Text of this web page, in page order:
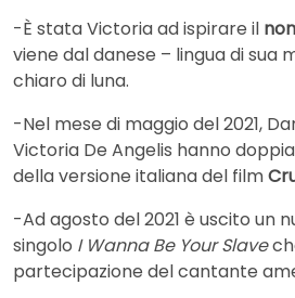
-È stata Victoria ad ispirare il
viene dal danese – lingua di sua
chiaro di luna.
-Nel mese di maggio del 2021,
Victoria De Angelis hanno
della versione italiana del film
-Ad agosto del 2021 è uscito un
singolo I Wanna Be Your Slave
partecipazione del cantante